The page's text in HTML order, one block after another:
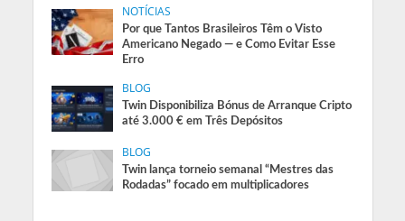
NOTÍCIAS
Por que Tantos Brasileiros Têm o Visto
Americano Negado — e Como Evitar Esse
Erro
BLOG
Twin Disponibiliza Bónus de Arranque Cripto
até 3.000 € em Três Depósitos
BLOG
Twin lança torneio semanal “Mestres das
Rodadas” focado em multiplicadores